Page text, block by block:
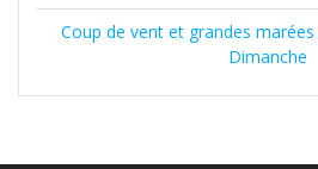
Coup de vent et grandes
Dimanche